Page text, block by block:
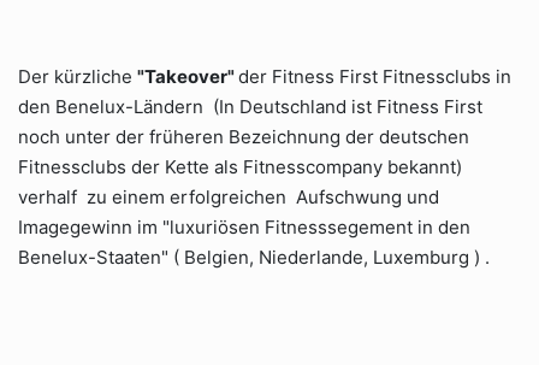
Der kürzliche "Takeover"der Fitness First Fitnessclubs in
den Benelux-Ländern (In Deutschland ist Fitness First
noch unter der früheren Bezeichnung der deutschen
Fitnessclubs der Kette als Fitnesscompany bekannt)
verhalf zu einem erfolgreichen Aufschwung und
Imagegewinn im "luxuriösen Fitnesssegement in den
Benelux-Staaten" ( Belgien, Niederlande, Luxemburg ) .